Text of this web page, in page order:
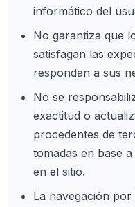
informático del
No garantiza que
satisfagan las
respondan a sus
No se
exactitud o
procedentes de
tomadas en base
en el sitio.
La navegación